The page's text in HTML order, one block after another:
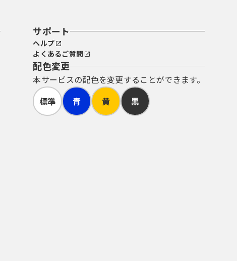
サポート
ヘルプ
よくあるご質問
配色変更
本サービスの配色を変更することができます。
標準
青 黄 黒